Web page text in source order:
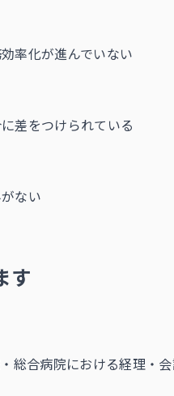
率化が進んでいない
差をつけられている
ない
す
総合病院における経理・会